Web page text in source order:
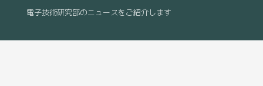
電子技術研究部のニュースをご紹介します